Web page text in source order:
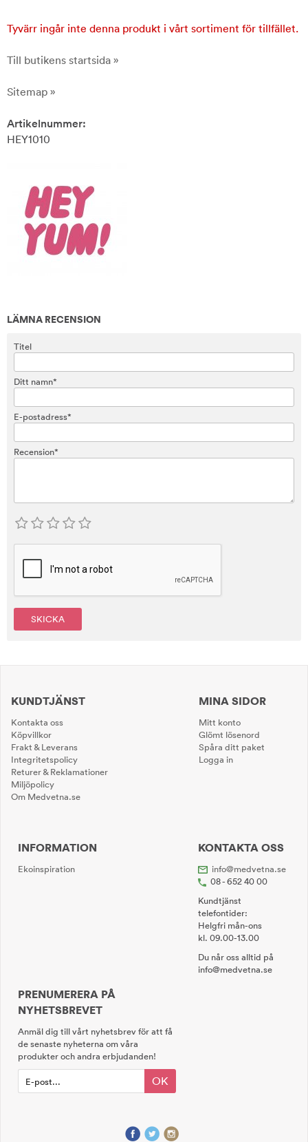
Tyvärr ingår inte denna produkt i vårt sortiment för tillfället.
Till butikens startsida »
Sitemap »
Artikelnummer:
HEY1010
LÄMNA RECENSION
Titel
Ditt namn*
E-postadress*
Recension*
SKICKA
KUNDTJÄNST
Kontakta oss
Köpvillkor
Frakt & Leverans
Integritetspolicy
Returer & Reklamationer
Miljöpolicy
Om Medvetna.se
MINA SIDOR
Mitt konto
Glömt lösenord
Spåra ditt paket
Logga in
INFORMATION
Ekoinspiration
KONTAKTA OSS
info@medvetna.se
08 - 652 40 00
Kundtjänst
telefontider:
Helgfri mån-ons
kl. 09.00-13.00
Du når oss alltid på
info@medvetna.se
PRENUMERERA PÅ
NYHETSBREVET
Anmäl dig till vårt nyhetsbrev för att få
de senaste nyheterna om våra
produkter och andra erbjudanden!
OK